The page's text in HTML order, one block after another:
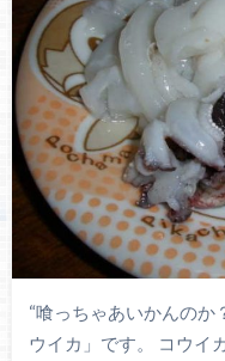
“喰っちゃあいかんのか
ウイカ」です。 コウイ